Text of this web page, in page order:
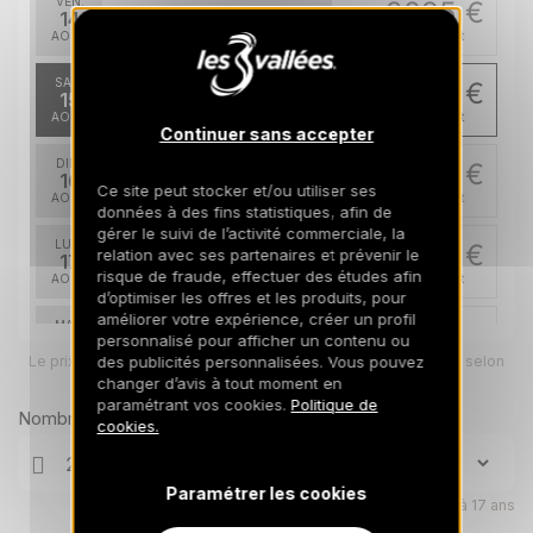
14
AOÛT
2095 €
/hébergement
Retour le
SAM.
15
AOÛT
2020 €
/hébergement
DIM.
16
AOÛT
2020 €
/hébergement
22/08/2026
LUN.
17
AOÛT
2020 €
/hébergement
Retour le
23/08/2026
MAR.
AOÛT
2020 €
/hébergement
Retour le
24/08/2026
19
Retour le
25/08/2026
2020 €
Retour le
Le prix total pour votre sélection sera ajusté en page suivante selon
vos options
Nombre de voyageurs
Enfants âgés de 0 à 17 ans
Continuer sans accepter
Ce site peut stocker et/ou utiliser ses
données à des fins statistiques, afin de
gérer le suivi de l’activité commerciale, la
relation avec ses partenaires et prévenir le
risque de fraude, effectuer des études afin
d’optimiser les offres et les produits, pour
améliorer votre expérience, créer un profil
personnalisé pour afficher un contenu ou
des publicités personnalisées. Vous pouvez
changer d’avis à tout moment en
paramétrant vos cookies. Politique de
cookies.
Paramétrer les cookies